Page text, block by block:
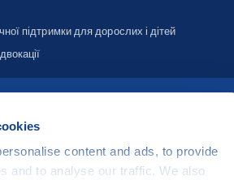
content and ads, to provide
and to analyse our traffic. We also
підтримки для дорослих і дітей
hosted free of charge by